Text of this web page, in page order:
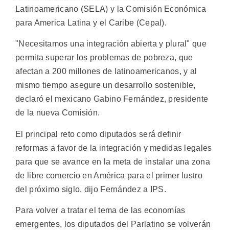
Latinoamericano (SELA) y la Comisión Económica
para America Latina y el Caribe (Cepal).
"Necesitamos una integración abierta y plural" que
permita superar los problemas de pobreza, que
afectan a 200 millones de latinoamericanos, y al
mismo tiempo asegure un desarrollo sostenible,
declaró el mexicano Gabino Fernández, presidente
de la nueva Comisión.
El principal reto como diputados será definir
reformas a favor de la integración y medidas legales
para que se avance en la meta de instalar una zona
de libre comercio en América para el primer lustro
del próximo siglo, dijo Fernández a IPS.
Para volver a tratar el tema de las economías
emergentes, los diputados del Parlatino se volverán